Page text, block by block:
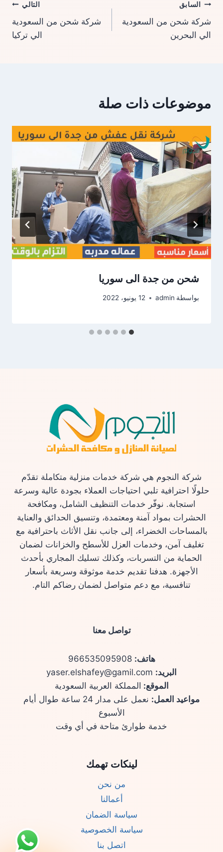
تصفّح
المقالات
السابق
شركة شحن من السعودية
الي البحرين
التالي
شركة شحن من السعودية
الي تركيا
موضوعات ذات صلة
شحن من جدة الى سوريا
بواسطة admin 12 يونيو، 2022
شركة النجوم هي شركة خدمات منزلية متكاملة تقدّم
حلولًا احترافية تلبي احتياجات العملاء بجودة عالية وسرعة
استجابة. نوفّر خدمات التنظيف الشامل، ومكافحة
الحشرات بمواد آمنة ومعتمدة، وتنسيق الحدائق والعناية
بالمساحات الخضراء، إلى جانب نقل الأثاث باحترافية مع
تغليف آمن، وخدمات العزل للأسطح والخزانات لضمان
الحماية من التسربات، وكذلك تسليك المجاري بأحدث
الأجهزة. هدفنا تقديم خدمة موثوقة وسريعة بأسعار
تنافسية، مع دعم متواصل لضمان رضاكم التام.
تواصل معنا
هاتف: 966535095908
البريد:
الموقع: المملكة العربية السعودية
مواعيد العمل:
نعمل على مدار 24 ساعة طوال أيام
الأسبوع
خدمة طوارئ متاحة في أي وقت
لينكات تهمك
من نحن
أعمالنا
سياسة الضمان
سياسة الخصوصية
اتصل بنا